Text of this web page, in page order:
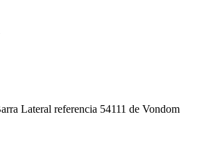
Lateral referencia 54111 de Vondom